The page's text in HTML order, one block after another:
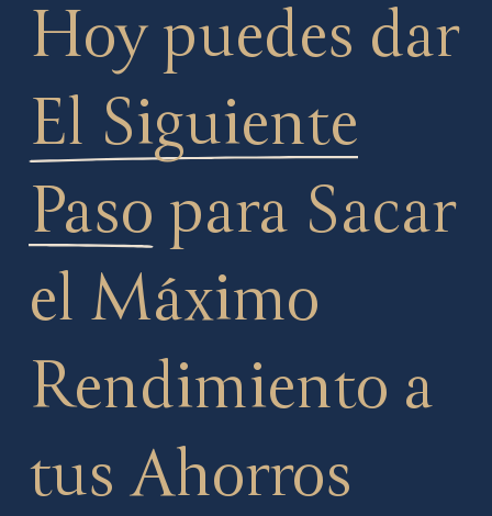
Hoy puedes dar
El Siguiente
Paso para Sacar
el Máximo
Rendimiento a
tus Ahorros